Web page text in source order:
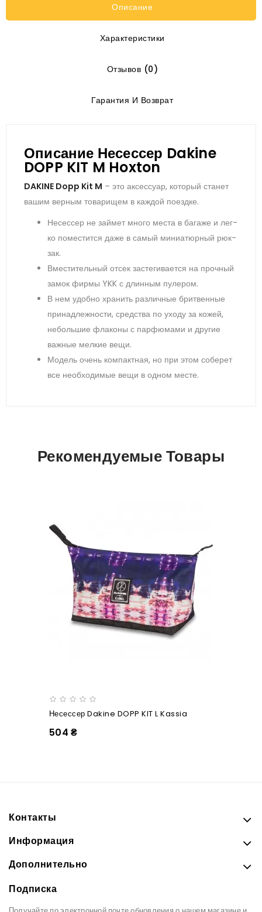
Описание
Характеристики
Отзывов (0)
Гарантия И Возврат
Описание Несессер Dakine
DOPP KIT M Hoxton
DAKINE Dopp Kit M – это ак­сессу­ар, ко­торый ста­нет
ва­шим вер­ным то­вари­щем в каж­дой по­ез­дке.
Не­сес­сер не зай­мет мно­го мес­та в ба­гаже и лег­
ко по­мес­тится да­же в са­мый ми­ни­атюр­ный рюк­
зак.
Вмес­ти­тель­ный от­сек зас­те­гива­ет­ся на проч­ный
за­мок фир­мы YKK с длин­ным пу­лером.
В нем удоб­но хра­нить раз­личные брит­венные
при­над­лежнос­ти, средс­тва по ухо­ду за ко­жей,
не­боль­шие фла­коны с пар­фю­мами и дру­гие
важ­ные мел­кие ве­щи.
Мо­дель очень ком­пак­тная, но при этом со­берет
все не­об­хо­димые ве­щи в од­ном мес­те.
Рекомендуемые Товары
Несессер Dakine DOPP KIT L Kassia
504 ₴
Контакты
Информация
Дополнительно
Подписка